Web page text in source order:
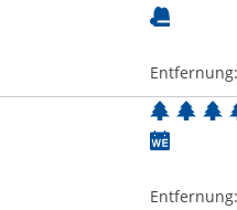
Entfernung:
Entfernung: